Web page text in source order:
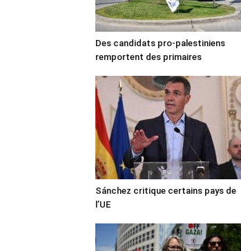
Des candidats pro-palestiniens
remportent des primaires
Sánchez critique certains pays de
l’UE